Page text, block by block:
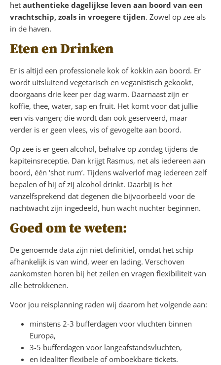
het authentieke dagelijkse leven aan boord van een
vrachtschip, zoals in vroegere tijden. Zowel op zee als
in de haven.
Eten en Drinken
Er is altijd een professionele kok of kokkin aan boord. Er
wordt uitsluitend vegetarisch en veganistisch gekookt,
doorgaans drie keer per dag warm. Daarnaast zijn er
koffie, thee, water, sap en fruit. Het komt voor dat jullie
een vis vangen; die wordt dan ook geserveerd, maar
verder is er geen vlees, vis of gevogelte aan boord.
Op zee is er geen alcohol, behalve op zondag tijdens de
kapiteinsreceptie. Dan krijgt Rasmus, net als iedereen aan
boord, één ‘shot rum’. Tijdens walverlof mag iedereen zelf
bepalen of hij of zij alcohol drinkt. Daarbij is het
vanzelfsprekend dat degenen die bijvoorbeeld voor de
nachtwacht zijn ingedeeld, hun wacht nuchter beginnen.
Goed om te weten:
De genoemde data zijn niet definitief, omdat het schip
afhankelijk is van wind, weer en lading. Verschoven
aankomsten horen bij het zeilen en vragen flexibiliteit van
alle betrokkenen.
Voor jou reisplanning raden wij daarom het volgende aan:
minstens 2-3 bufferdagen voor vluchten binnen
Europa,
3-5 bufferdagen voor langeafstandsvluchten,
en idealiter flexibele of omboekbare tickets.